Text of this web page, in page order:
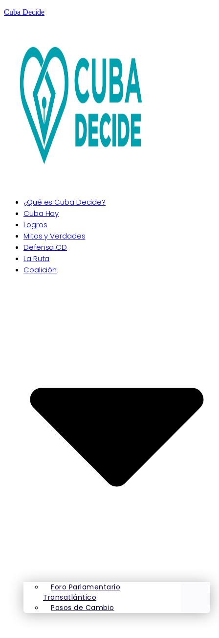
Cuba Decide
¿Qué es Cuba Decide?
Cuba Hoy
Logros
Mitos y Verdades
Defensa CD
La Ruta
Coalición
Foro Parlamentario
Transatlántico
Pasos de Cambio